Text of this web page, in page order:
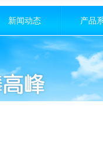
新闻动态 产品